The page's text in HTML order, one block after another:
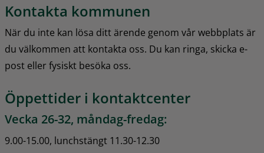
Kontakta kommunen
När du inte kan lösa ditt ärende genom vår webbplats är
du välkommen att kontakta oss. Du kan ringa, skicka e-
post eller fysiskt besöka oss.
Öppettider i kontaktcenter
Vecka 26-32, måndag-fredag:
9.00-15.00, lunchstängt 11.30-12.30